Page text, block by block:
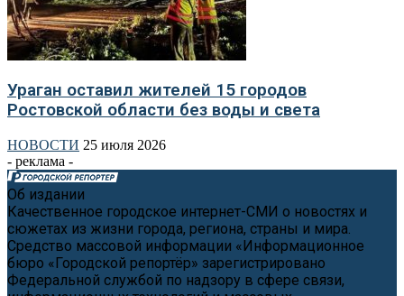
Ураган оставил жителей 15 городов
Ростовской области без воды и света
НОВОСТИ 25 июля 2026
- реклама -
Об издании
Качественное городское интернет-СМИ о новостях и
сюжетах из жизни города, региона, страны и мира.
Средство массовой информации «Информационное
бюро «Городской репортёр» зарегистрировано
Федеральной службой по надзору в сфере связи,